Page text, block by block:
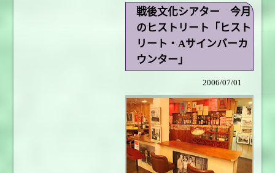
戦後文化シアター 今月
のヒストリート「ヒスト
リート・Aサインバーカ
ウンター」
2006/07/01